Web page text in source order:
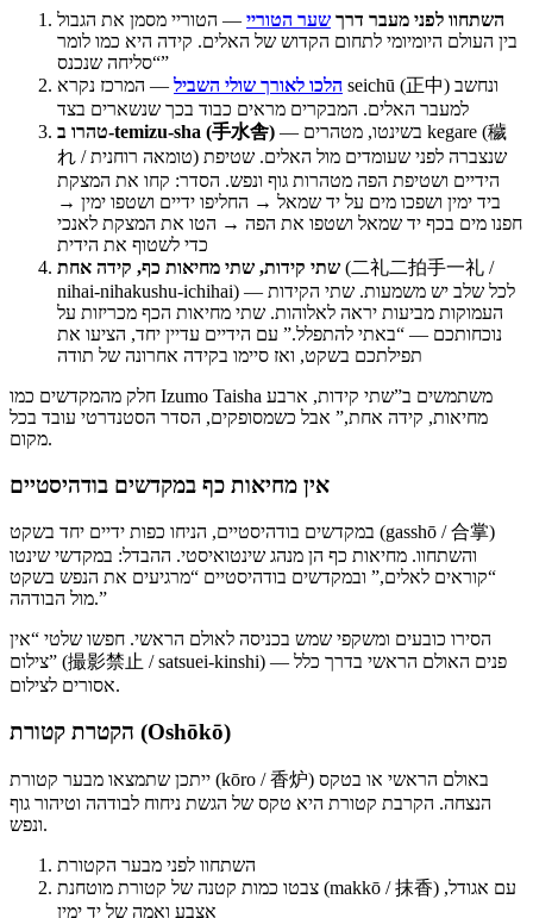
השתחוו לפני מעבר דרך שער הטוריי — הטוריי מסמן את הגבול
בין העולם היומיומי לתחום הקדוש של האלים. קידה היא כמו לומר
“סליחה שנכנס”
הלכו לאורך שולי השביל — המרכז נקרא seichū (正中) ונחשב
למעבר האלים. המבקרים מראים כבוד בכך שנשארים בצד
טהרו ב-temizu-sha (手水舎) — בשינטו, מטהרים kegare (穢
れ / טומאה רוחנית) שנצברה לפני שעומדים מול האלים. שטיפת
הידיים ושטיפת הפה מטהרות גוף ונפש. הסדר: קחו את המצקת
ביד ימין ושפכו מים על יד שמאל → החליפו ידיים ושטפו ימין →
חפנו מים בכף יד שמאל ושטפו את הפה → הטו את המצקת לאנכי
כדי לשטוף את הידית
שתי קידות, שתי מחיאות כף, קידה אחת (二礼二拍手一礼 /
nihai-nihakushu-ichihai) — לכל שלב יש משמעות. שתי הקידות
העמוקות מביעות יראה לאלוהות. שתי מחיאות הכף מכריזות על
נוכחותכם — “באתי להתפלל.” עם הידיים עדיין יחד, הציעו את
תפילתכם בשקט, ואז סיימו בקידה אחרונה של תודה
חלק מהמקדשים כמו Izumo Taisha משתמשים ב”שתי קידות, ארבע
מחיאות, קידה אחת,” אבל כשמסופקים, הסדר הסטנדרטי עובד בכל
מקום.
אין מחיאות כף במקדשים בודהיסטיים
במקדשים בודהיסטיים, הניחו כפות ידיים יחד בשקט (gasshō / 合掌)
והשתחוו. מחיאות כף הן מנהג שינטואיסטי. ההבדל: במקדשי שינטו
“קוראים לאלים,” ובמקדשים בודהיסטיים “מרגיעים את הנפש בשקט
מול הבודהה.”
הסירו כובעים ומשקפי שמש בכניסה לאולם הראשי. חפשו שלטי “אין
צילום” (撮影禁止 / satsuei-kinshi) — פנים האולם הראשי בדרך כלל
אסורים לצילום.
הקטרת קטורת (Oshōkō)
ייתכן שתמצאו מבער קטורת (kōro / 香炉) באולם הראשי או בטקס
הנצחה. הקרבת קטורת היא טקס של הגשת ניחוח לבודהה וטיהור גוף
ונפש.
השתחוו לפני מבער הקטורת
צבטו כמות קטנה של קטורת מוטחנת (makkō / 抹香) עם אגודל,
אצבע ואמה של יד ימין